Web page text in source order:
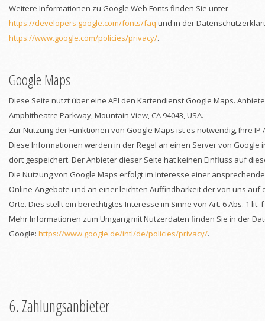
Weitere Informationen zu Google Web Fonts finden Sie unter
https://developers.google.com/fonts/faq und in der
https://www.google.com/policies/privacy/.
Google Maps
Diese Seite nutzt über eine API den Kartendienst Google Maps.
Amphitheatre Parkway, Mountain View, CA 94043, USA.
Zur Nutzung der Funktionen von Google Maps ist es notwendig, Ihre
Diese Informationen werden in der Regel an einen Server von Google
dort gespeichert. Der Anbieter dieser Seite hat keinen Einfluss auf
Die Nutzung von Google Maps erfolgt im Interesse einer
Online-Angebote und an einer leichten Auffindbarkeit der von uns auf
Orte. Dies stellt ein berechtigtes Interesse im Sinne von Art. 6 Abs. 1 lit. f
Mehr Informationen zum Umgang mit Nutzerdaten finden Sie in der
Google: https://www.google.de/intl/de/policies/privacy/.
6. Zahlungsanbieter